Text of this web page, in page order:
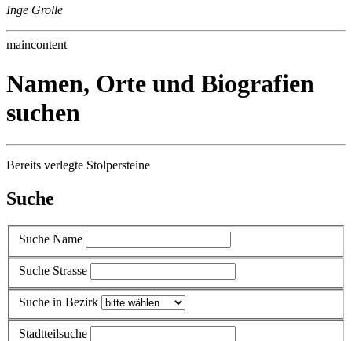
Inge Grolle
maincontent
Namen, Orte und Biografien
suchen
Bereits verlegte Stolpersteine
Suche
Suche Name
Suche Strasse
Suche in Bezirk
Stadtteilsuche